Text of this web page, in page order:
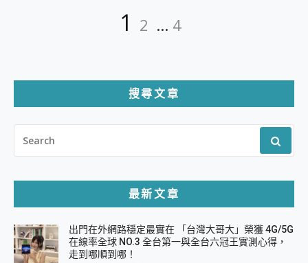
頁
Page
1 Page
2 ... Page
4
搜尋文章
FOR:
最新文章
出門在外網路穩定最實在 「台灣大哥大」榮獲 4G/5G
在線率全球 NO.3 全台第一與全台六冠王實測心得，
走到哪順到哪！